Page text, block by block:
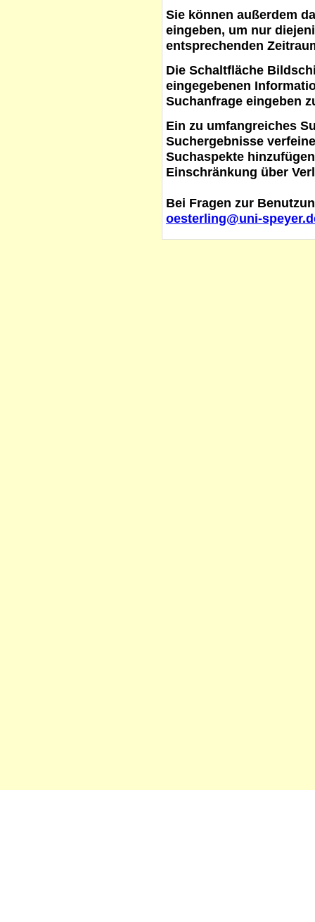
Sie können außerdem
eingeben, um nur
entsprechenden
Die Schaltfläche
eingegebenen
Suchanfrage eingeben
Ein zu umfangreiches
Suchergebnisse
Suchaspekte
Einschränkung über
Bei Fragen zur
oesterling@uni-